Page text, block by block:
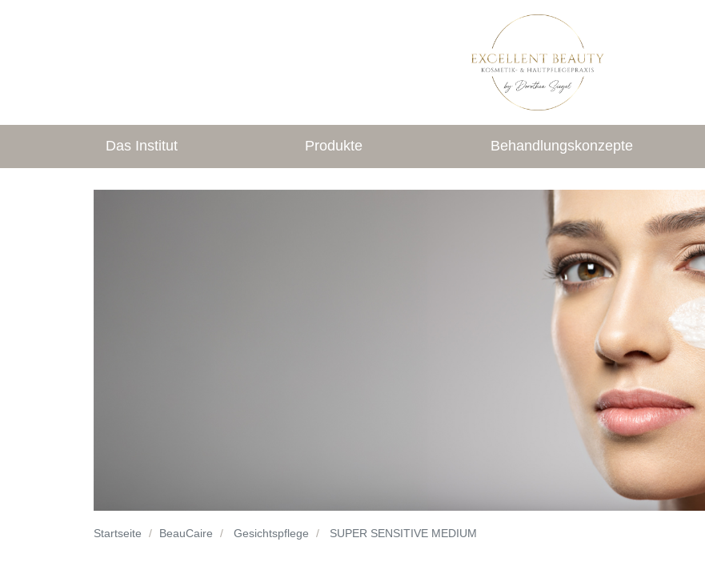
Das Institut Produkte Behandlungskonzepte
Startseite BeauCaire Gesichtspflege SUPER SENSITIVE MEDIUM